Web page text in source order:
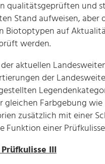
qualitätsgeprüften und
Stand aufweisen,
Biotoptypen auf
werden.
aktuellen
der
gleichen Farbgebung
zusätzlich mit einer
Funktion einer
III